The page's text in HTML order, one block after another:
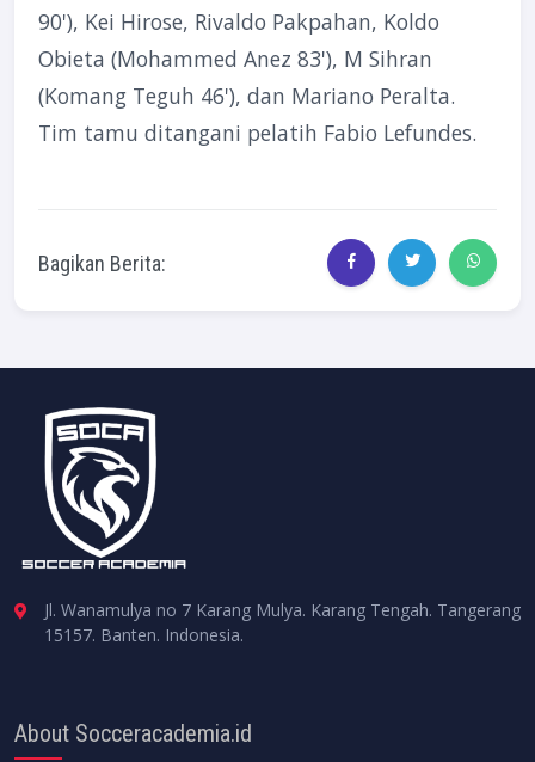
90'), Kei Hirose, Rivaldo Pakpahan, Koldo
Obieta (Mohammed Anez 83'), M Sihran
(Komang Teguh 46'), dan Mariano Peralta.
Tim tamu ditangani pelatih Fabio Lefundes.
Bagikan Berita:
Jl. Wanamulya no 7 Karang Mulya. Karang Tengah. Tangerang
15157. Banten. Indonesia.
About Socceracademia.id